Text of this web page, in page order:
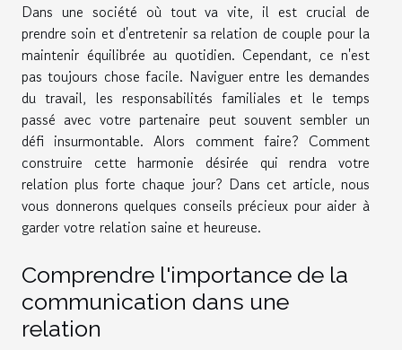
Dans une société où tout va vite, il est crucial de
prendre soin et d'entretenir sa relation de couple pour la
maintenir équilibrée au quotidien. Cependant, ce n'est
pas toujours chose facile. Naviguer entre les demandes
du travail, les responsabilités familiales et le temps
passé avec votre partenaire peut souvent sembler un
défi insurmontable. Alors comment faire? Comment
construire cette harmonie désirée qui rendra votre
relation plus forte chaque jour? Dans cet article, nous
vous donnerons quelques conseils précieux pour aider à
garder votre relation saine et heureuse.
Comprendre l'importance de la
communication dans une
relation